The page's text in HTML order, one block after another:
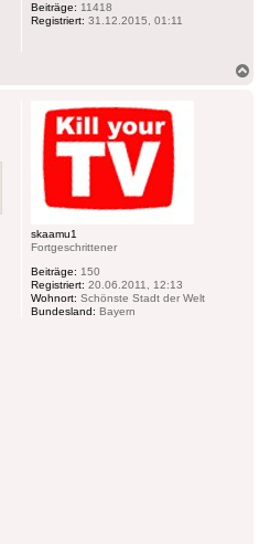
Beiträge: 11418
Registriert: 31.12.2015, 01:11
skaamu1
Fortgeschrittener
Beiträge: 150
Registriert: 20.06.2011, 12:13
Wohnort: Schönste Stadt der Welt
Bundesland: Bayern